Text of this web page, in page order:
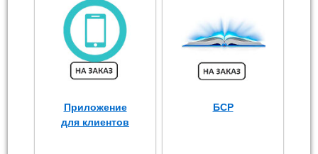
Приложение
для клиентов
БСР